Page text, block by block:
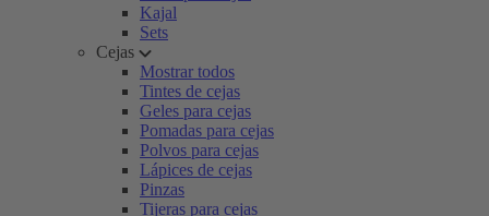
Kajal
Sets
Cejas
Mostrar todos
Tintes de cejas
Geles para cejas
Pomadas para cejas
Polvos para cejas
Lápices de cejas
Pinzas
Tijeras para cejas